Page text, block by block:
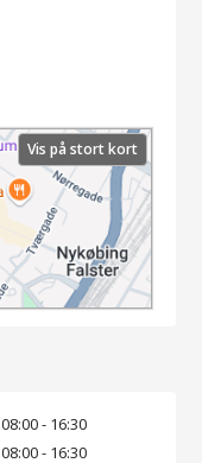
Vis på stort kort
08:00 - 16:30
08:00 - 16:30